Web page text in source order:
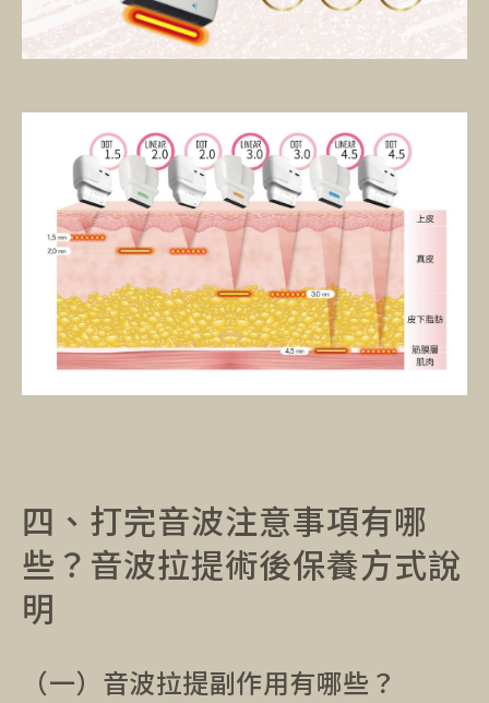
四、打完音波注意事項有哪
些？音波拉提術後保養方式說
明
（一）音波拉提副作用有哪些？